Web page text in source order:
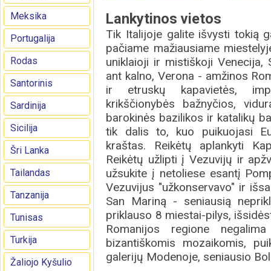
Meksika
Portugalija
Rodas
Santorinis
Sardinija
Sicilija
Šri Lanka
Tailandas
Tanzanija
Tunisas
Turkija
Žaliojo Kyšulio
Lankytinos vietos
Tik Italijoje galite išvysti tokią
pačiame mažiausiame
uniklaioji ir mistiškoji Venecija,
ant kalno, Verona - amžinos
ir etruskų kapavietės,
krikščionybės bažnyčios,
barokinės bazilikos ir katalikų
tik dalis to, kuo puikuojasi
kraštas. Reikėtų aplankyti
Reikėtų užlipti į Vezuvijų ir
užsukite į netoliese esantį
Vezuvijus "užkonservavo" ir
San Mariną - seniausią
priklauso 8 miestai-pilys,
Romanijos regione
bizantiškomis mozaikomis,
galerijų Modenoje, seniausio